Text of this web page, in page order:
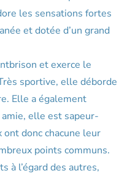
les sensations fortes
et dotée d’un grand
et exerce le
sportive, elle déborde
Elle a également
elle est sapeur-
donc chacune leur
points communs.
à l’égard des autres,